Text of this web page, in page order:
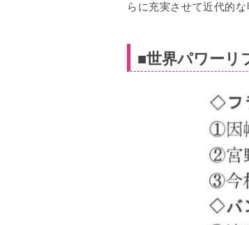
らに充実させて近代的
■世界パワーリ